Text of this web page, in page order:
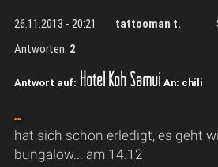
26.11.2013 - 20:21 tattooman t.
Antworten: 2
Antwort auf: Hotel Koh Samui An: chili
....
hat sich schon erledigt, es geht
bungalow... am 14.12